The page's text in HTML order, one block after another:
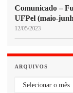
Comunicado –
UFPel (maio-
12/05/2023
ARQUIVOS